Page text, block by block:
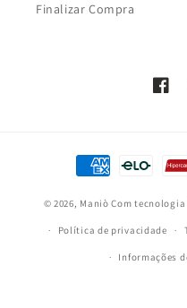
Finalizar Compra
Formas
de
pagamento
© 2026, Maniò Com
Política de privacidade
Informações